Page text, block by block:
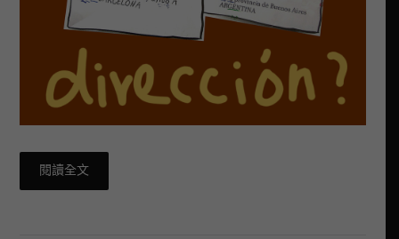
閱讀全文